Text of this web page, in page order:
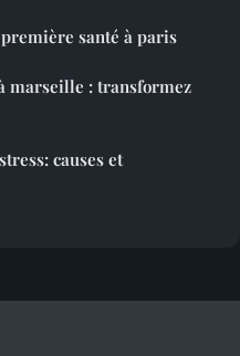
santé à paris
marseille : transformez
causes et